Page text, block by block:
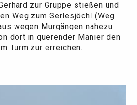
zur Gruppe stießen und
Weg zum Serlesjöchl (Weg
wegen Murgängen nahezu
dort in querender Manier den
Turm zur erreichen.